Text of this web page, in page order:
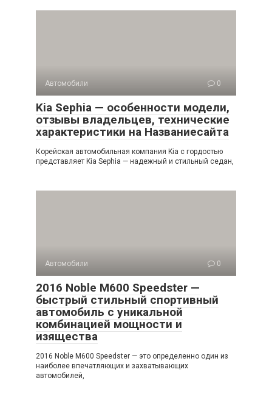
Автомобили 0
Kia Sephia — особенности модели,
отзывы владельцев, технические
характеристики на Названиесайта
Корейская автомобильная компания Kia с гордостью
представляет Kia Sephia — надежный и стильный седан,
Автомобили 0
2016 Noble M600 Speedster —
быстрый стильный спортивный
автомобиль с уникальной
комбинацией мощности и
изящества
2016 Noble M600 Speedster — это определенно один из
наиболее впечатляющих и захватывающих
автомобилей,